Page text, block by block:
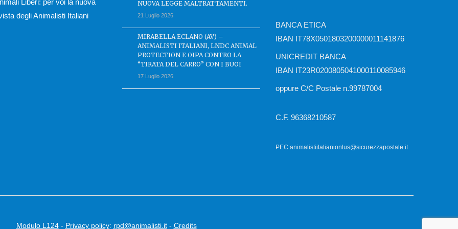
Liberi: per voi la nuova
degli Animalisti Italiani
NUOVA LEGGE MALTRATTAMENTI.
21 Luglio 2026
MIRABELLA ECLANO (AV) –
ANIMALISTI ITALIANI, LNDC ANIMAL
PROTECTION E OIPA CONTRO LA
“TIRATA DEL CARRO” CON I BUOI
17 Luglio 2026
BANCA ETICA
IBAN IT78X0501803200000011141876
UNICREDIT BANCA
IBAN IT23R0200805041000110085946
oppure C/C Postale n.99787004
C.F. 96368210587
PEC animalistiitalianionlus@sicurezzapostale.it
Modulo L124- Privacy policy: rpd@animalisti.it- Credits